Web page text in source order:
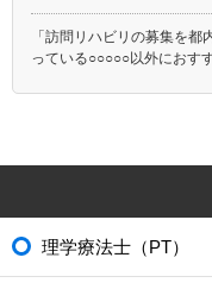
「訪問リハビリの募集を
っている○○○○○以外におす
理学療法士（PT）